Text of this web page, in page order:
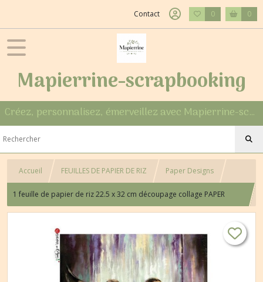
Contact 0 0
Mapierrine-scrapbooking
Créez, personnalisez, émerveillez avec Mapierrine-scrapbooking
Accueil FEUILLES DE PAPIER DE RIZ Paper Designs
1 feuille de papier de riz 22.5 x 32 cm découpage collage PAPER